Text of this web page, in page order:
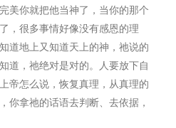
美你就把他当神了，当你的那个
，很多事情好像没有感恩的理
道地上又知道天上的神，祂说的
道，祂绝对是对的。人要放下自
帝怎么说，恢复真理，从真理的
你拿祂的话语去判断、去依据，